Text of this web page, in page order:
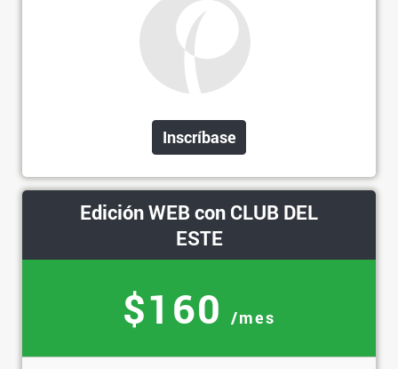
Inscríbase
Edición WEB con CLUB DEL
ESTE
$160 /mes